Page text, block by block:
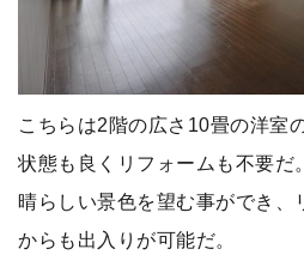
こちらは2階の広さ10畳の洋室
状態も良くリフォームも不要だ
晴らしい景色を望む事ができ、
からも出入りが可能だ。